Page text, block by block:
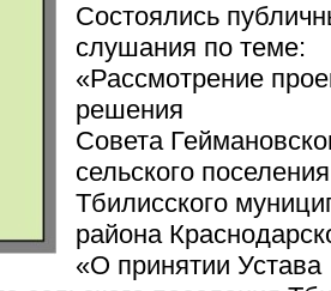
Состоялись
слушания по теме:
«Рассмотрение
решения
Совета
сельского поселения
Тбилисского
района
«О принятии Устава